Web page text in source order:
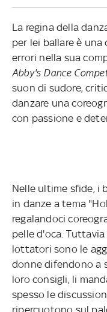
La regina della
per lei ballare è una
errori nella sua
Abby's Dance
suon di sudore,
danzare una
con passione e
Nelle ultime sfide, i
in danze a tema
regalandoci
pelle d'oca.
lottatori sono le
donne difendono a
loro consigli, li
spesso le
ripercuotono sul